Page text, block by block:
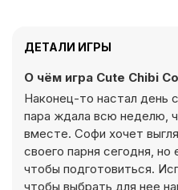
ДЕТАЛИ ИГРЫ
О чём игра Cute Chibi
Наконец-то настал день
пара ждала всю неделю,
вместе. Софи хочет
своего парня сегодня,
чтобы подготовиться.
чтобы выбрать для нее